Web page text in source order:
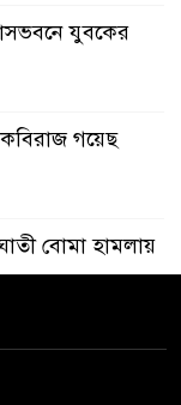
যুবকের
গয়েছ
বোমা হামলায়
১৫ জন